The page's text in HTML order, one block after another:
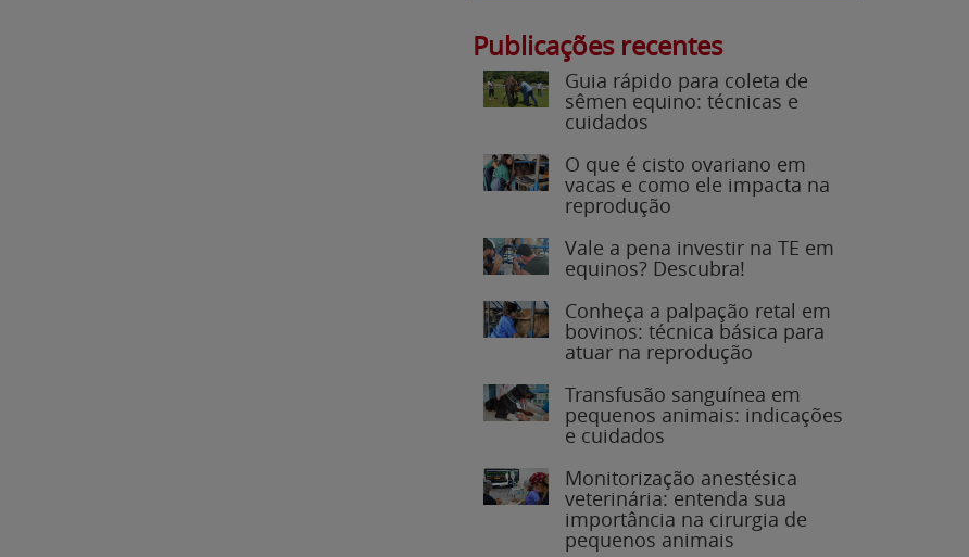
Publicações recentes
Guia rápido para coleta de
sêmen equino: técnicas e
cuidados
O que é cisto ovariano em
vacas e como ele impacta na
reprodução
Vale a pena investir na TE em
equinos? Descubra!
Conheça a palpação retal em
bovinos: técnica básica para
atuar na reprodução
Transfusão sanguínea em
pequenos animais: indicações
e cuidados
Monitorização anestésica
veterinária: entenda sua
importância na cirurgia de
pequenos animais